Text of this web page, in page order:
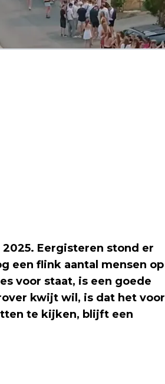
Eergisteren stond er
een flink aantal mensen op
voor staat, is een goede
kwijt wil, is dat het voor
te kijken, blijft een